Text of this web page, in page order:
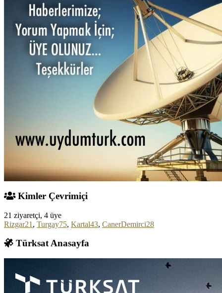
Kimler Çevrimiçi
21 ziyaretçi, 4 üye
Rizgar21 , Turgay75, Kartal43, CanerDemirci28
Türksat Anasayfa